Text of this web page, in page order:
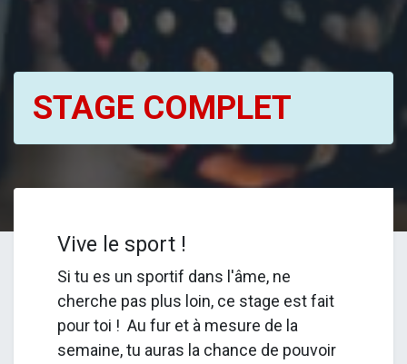
STAGE COMPLET
Vive le sport !
Si tu es un sportif dans l'âme, ne
cherche pas plus loin, ce stage est fait
pour toi ! Au fur et à mesure de la
semaine, tu auras la chance de pouvoir